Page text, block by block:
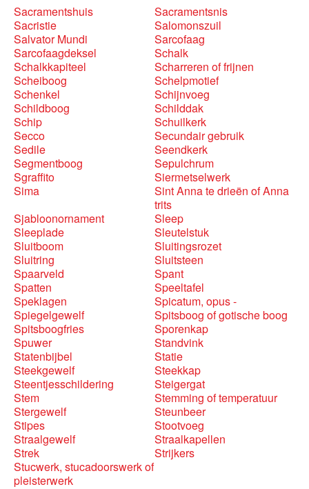
Sacramentshuis
Sacramentsnis
Sacristie
Salomonszuil
Salvator Mundi
Sarcofaag
Sarcofaagdeksel
Schalk
Schalkkapiteel
Scharreren of frijnen
Scheiboog
Schelpmotief
Schenkel
Schijnvoeg
Schildboog
Schilddak
Schip
Schuilkerk
Secco
Secundair gebruik
Sedile
Seendkerk
Segmentboog
Sepulchrum
Sgraffito
Siermetselwerk
Sima
Sint Anna te drieën of Anna
trits
Sjabloonornament
Sleep
Sleeplade
Sleutelstuk
Sluitboom
Sluitingsrozet
Sluitring
Sluitsteen
Spaarveld
Spant
Spatten
Speeltafel
Speklagen
Spicatum, opus -
Spiegelgewelf
Spitsboog of gotische boog
Spitsboogfries
Sporenkap
Spuwer
Standvink
Statenbijbel
Statie
Steekgewelf
Steekkap
Steentjesschildering
Steigergat
Stem
Stemming of temperatuur
Stergewelf
Steunbeer
Stipes
Stootvoeg
Straalgewelf
Straalkapellen
Strek
Strijkers
Stucwerk, stucadoorswerk of
pleisterwerk